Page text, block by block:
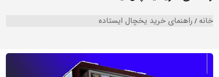
خانه راهنمای خرید یخچال ایستاده